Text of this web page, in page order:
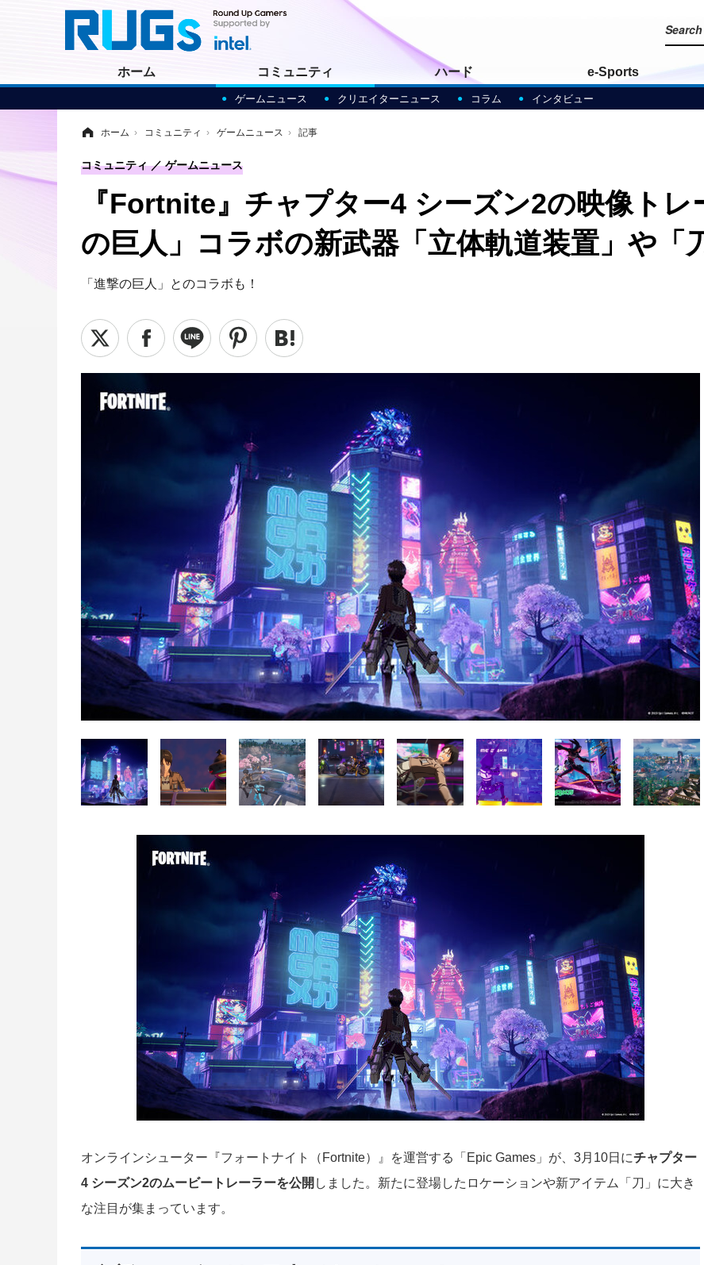
ホーム コミュニティ
ゲームニュース クリエイターニュース コラム インタビュー
ハード e-Sports
ホーム › コミュニティ › ゲームニュース › 記事
『Fortnite』チャプター4 シーズン2の映像ト
の巨人」コラボの新武器「立体軌道装置」や「
「進撃の巨人」とのコラボも！
コミュニティ ゲームニュース
オンラインシューター『フォートナイト（Fortnite）』を運営する「Epic Games」が、3月10日にチャプター
4 シーズン2のムービートレーラーを公開 しました。新たに登場したロケーションや新アイテム「刀」に大き
な注目が集まっています。